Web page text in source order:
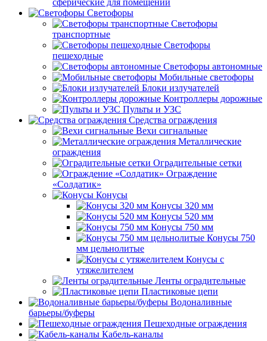
сферические для помещений
Светофоры
Светофоры
транспортные
Светофоры
пешеходные
Светофоры автономные
Мобильные светофоры
Блоки излучателей
Контроллеры дорожные
Пульты и УЗС
Средства ограждения
Вехи сигнальные
Металлические
ограждения
Оградительные сетки
Ограждение
«Солдатик»
Конусы
Конусы 320 мм
Конусы 520 мм
Конусы 750 мм
Конусы 750
мм цельнолитые
Конусы с
утяжелителем
Ленты оградительные
Пластиковые цепи
Водоналивные
барьеры/буферы
Пешеходные ограждения
Кабель-каналы